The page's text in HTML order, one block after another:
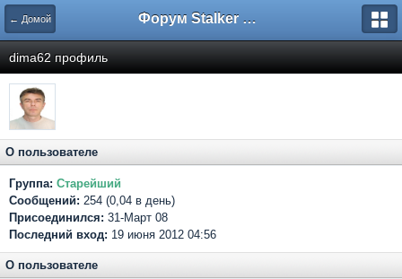
← Домой Форум Stalker Simbion Mod
dima62 профиль
О пользователе
Группа: Старейший
Сообщений: 254 (0,04 в день)
Присоединился: 31-Март 08
Последний вход: 19 июня 2012 04:56
О пользователе